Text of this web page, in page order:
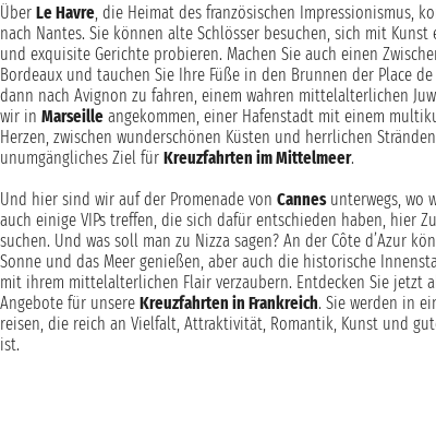
Über Le Havre , die Heimat des französischen Impressionismus,
nach Nantes. Sie können alte Schlösser besuchen, sich mit Kunst
und exquisite Gerichte probieren. Machen Sie auch einen
Bordeaux und tauchen Sie Ihre Füße in den Brunnen der Place
dann nach Avignon zu fahren, einem wahren mittelalterlichen
wir in Marseille angekommen, einer Hafenstadt mit einem
Herzen, zwischen wunderschönen Küsten und herrlichen
unumgängliches Ziel für Kreuzfahrten im Mittelmeer.
Und hier sind wir auf der Promenade von Cannesunterwegs, wo
auch einige VIPs treffen, die sich dafür entschieden haben, hier
suchen. Und was soll man zu Nizza sagen? An der Côte d’Azur
Sonne und das Meer genießen, aber auch die historische
mit ihrem mittelalterlichen Flair verzaubern. Entdecken Sie jetzt
Angebote für unsere Kreuzfahrten in Frankreich. Sie werden in
reisen, die reich an Vielfalt, Attraktivität, Romantik, Kunst und
ist.